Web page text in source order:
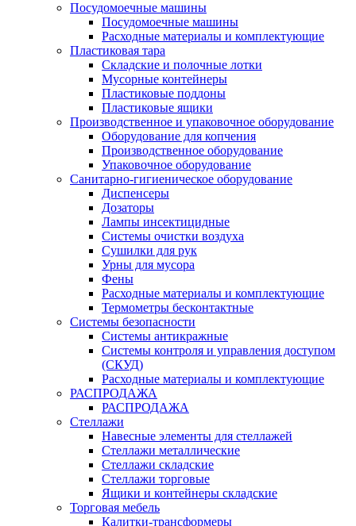
Посудомоечные машины
Посудомоечные машины
Расходные материалы и комплектующие
Пластиковая тара
Складские и полочные лотки
Мусорные контейнеры
Пластиковые поддоны
Пластиковые ящики
Производственное и упаковочное оборудование
Оборудование для копчения
Производственное оборудование
Упаковочное оборудование
Санитарно-гигиеническое оборудование
Диспенсеры
Дозаторы
Лампы инсектицидные
Системы очистки воздуха
Сушилки для рук
Урны для мусора
Фены
Расходные материалы и комплектующие
Термометры бесконтактные
Системы безопасности
Системы антикражные
Системы контроля и управления доступом
(СКУД)
Расходные материалы и комплектующие
РАСПРОДАЖА
РАСПРОДАЖА
Стеллажи
Навесные элементы для стеллажей
Стеллажи металлические
Стеллажи складские
Стеллажи торговые
Ящики и контейнеры складские
Торговая мебель
Калитки-трансформеры